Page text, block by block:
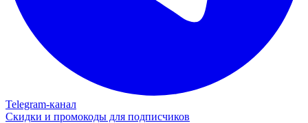
Telegram‑канал
Скидки и промокоды для подписчиков